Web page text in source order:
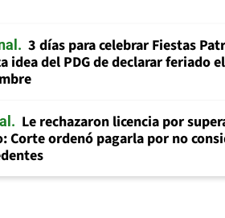
3 días para celebrar Fiestas
idea del PDG de declarar feriado
Le rechazaron licencia por
Corte ordenó pagarla por no